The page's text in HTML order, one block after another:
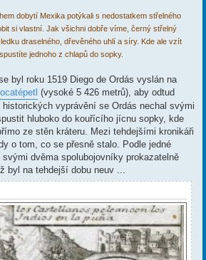
dobytí Mexika potýkali s nedostatkem střelného
si vlastní. Jak všichni dobře víme, černý střelný
draselného, dřevěného uhlí a síry. Kde ale vzít
jednoho z chlapů do sopky.
byl roku 1519 Diego de Ordás vyslán na
(vysoké 5 426 metrů), aby odtud
vyprávění se Ordás nechal svými
hluboko do kouřícího jícnu sopky, kde
ze stěn kráteru. Mezi tehdejšími kronikáři
o tom, co se přesně stalo. Podle jedné
dvěma spolubojovníky prokazatelně
byl na tehdejší dobu neuv ...